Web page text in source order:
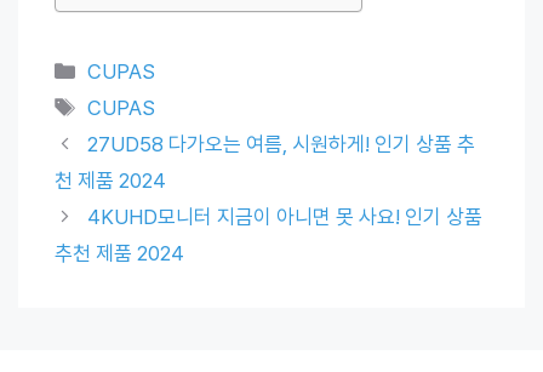
Categories
CUPAS
Tags
CUPAS
27UD58 다가오는 여름, 시원하게! 인기 상품 추
천 제품 2024
4KUHD모니터 지금이 아니면 못 사요! 인기 상품
추천 제품 2024